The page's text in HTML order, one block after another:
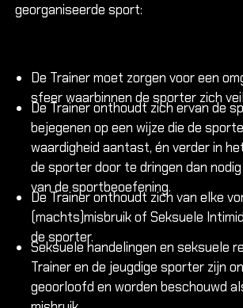
georganiseerde sport:
De Trainer moet zorgen voor een
sfeer waarbinnen de sporter zich
De Trainer onthoudt zich ervan de
bejegenen op een wijze die de
waardigheid aantast, én verder in
de sporter door te dringen dan
van de sportbeoefening.
De Trainer onthoudt zich van elke
(machts)misbruik of Seksuele
de sporter.
Seksuele handelingen en seksuele
Trainer en de jeugdige sporter zijn
geoorloofd en worden beschouwd